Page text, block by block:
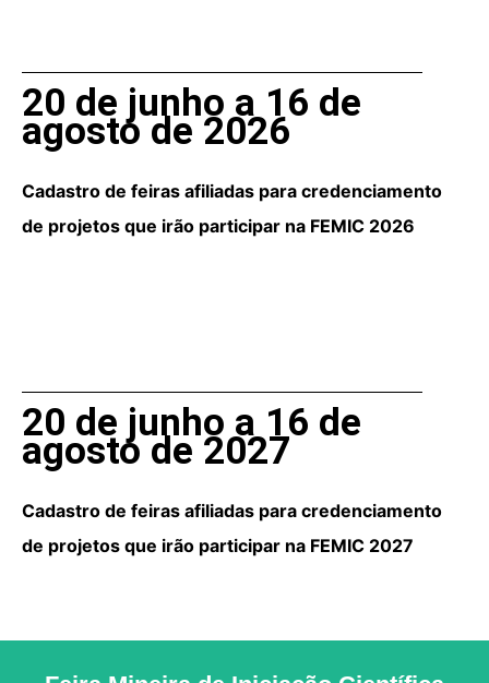
20 de junho a 16 de
agosto de 2026
Cadastro de feiras afiliadas para credenciamento
de projetos que irão participar na FEMIC 2026
20 de junho a 16 de
agosto de 2027
Cadastro de feiras afiliadas para credenciamento
de projetos que irão participar na FEMIC 2027